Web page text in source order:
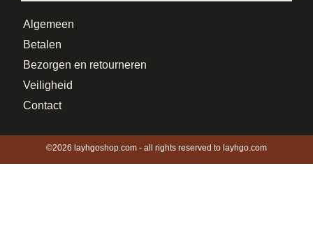
Algemeen
Betalen
Bezorgen en retourneren
Veiligheid
Contact
©2026 layhgoshop.com - all rights reserved to layhgo.com